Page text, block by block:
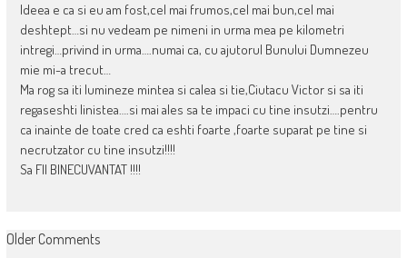
Ideea e ca si eu am fost,cel mai frumos,cel mai bun,cel mai
deshtept…si nu vedeam pe nimeni in urma mea pe kilometri
intregi…privind in urma….numai ca, cu ajutorul Bunului Dumnezeu
mie mi-a trecut…
Ma rog sa iti lumineze mintea si calea si tie,Ciutacu Victor si sa iti
regaseshti linistea….si mai ales sa te impaci cu tine insutzi….pentru
ca inainte de toate cred ca eshti foarte ,foarte suparat pe tine si
necrutzator cu tine insutzi!!!!
Sa FII BINECUVANTAT !!!!
COMMENT
Older Comments